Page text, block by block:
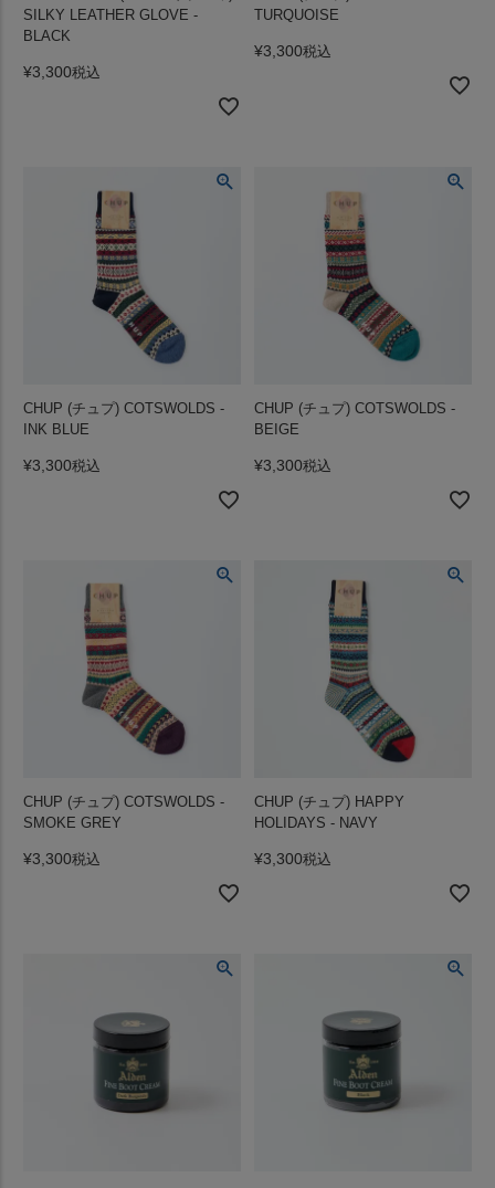
SILKY LEATHER GLOVE -
BLACK
¥3,300税込
TURQUOISE
¥3,300税込
CHUP (チュプ) COTSWOLDS -
INK BLUE
¥3,300税込
CHUP (チュプ) COTSWOLDS -
BEIGE
¥3,300税込
CHUP (チュプ) COTSWOLDS -
SMOKE GREY
¥3,300税込
CHUP (チュプ) HAPPY
HOLIDAYS - NAVY
¥3,300税込